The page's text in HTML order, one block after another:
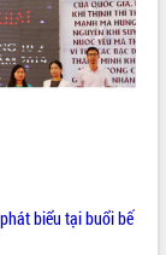
biểu tại buổi bế